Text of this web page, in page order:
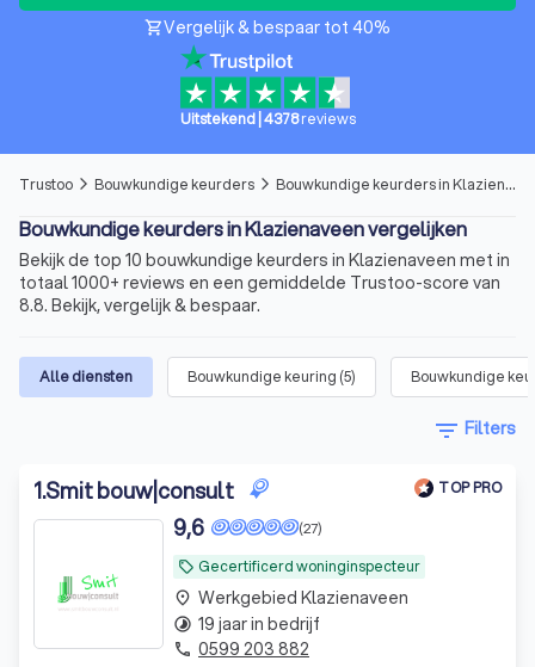
shopping_cartVergelijk & bespaar tot 40%
Uitstekend| 4378 reviews
Trustoo arrow_forward_ios Bouwkundige keurders arrow_forward_ios Bouwkundige keurders in Klazienaveen
Bouwkundige keurders in Klazienaveen vergelijken
Bekijk de top 10 bouwkundige keurders in Klazienaveen met in
totaal 1000+ reviews en een gemiddelde Trustoo-score van
8.8. Bekijk, vergelijk & bespaar.
Alle diensten Bouwkundige keuring (5) Bouwkundige
filter_list Filters
1.Smit bouw|consult TOP PRO
local_offer Gecertificerd woninginspecteur
(27)
9,6
place Werkgebied Klazienaveen
timelapse 19 jaar in bedrijf
phone 0599 203 882